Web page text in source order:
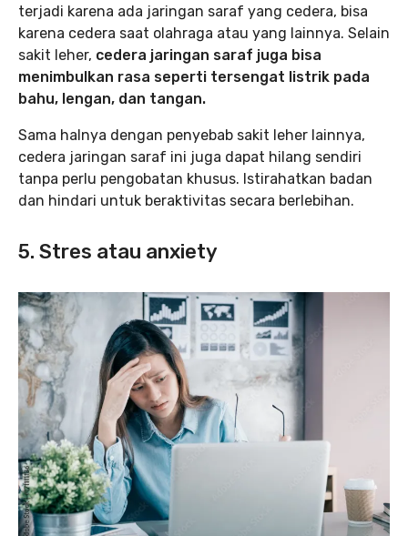
terjadi karena ada jaringan saraf yang cedera, bisa
karena cedera saat olahraga atau yang lainnya. Selain
sakit leher, cedera jaringan saraf juga bisa
menimbulkan rasa seperti tersengat listrik pada
bahu, lengan, dan tangan.
Sama halnya dengan penyebab sakit leher lainnya,
cedera jaringan saraf ini juga dapat hilang sendiri
tanpa perlu pengobatan khusus. Istirahatkan badan
dan hindari untuk beraktivitas secara berlebihan.
5. Stres atau anxiety